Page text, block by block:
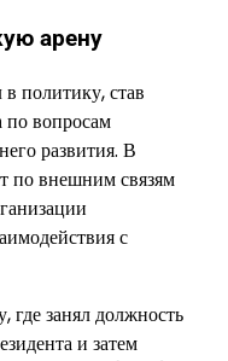
арену
политику, став
по вопросам
развития. В
по внешним связям
с
занял должность
и затем